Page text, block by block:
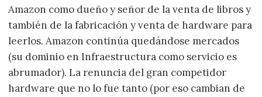
Amazon como dueño y señor de la venta de libros y
también de la fabricación y venta de hardware para
leerlos. Amazon continúa quedándose mercados
(su dominio en Infraestructura como servicio es
abrumador). La renuncia del gran competidor
hardware que no lo fue tanto (por eso cambian de